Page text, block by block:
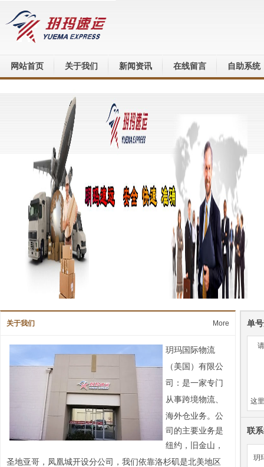
网站首页 关于我们 新闻资讯 在线留言 自助系统
关于我们 More
玥玛国际物流
（美国）有限公
司：是一家专门
从事跨境物流、
海外仓业务。 公
司的主要业务是
纽约，旧金山，
圣地亚哥，凤凰城开设分公司，我们依靠洛杉矶是北美地区
单
这
联
玥